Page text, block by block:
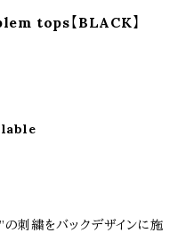
tops【BLACK】
刺繍をバックデザインに施